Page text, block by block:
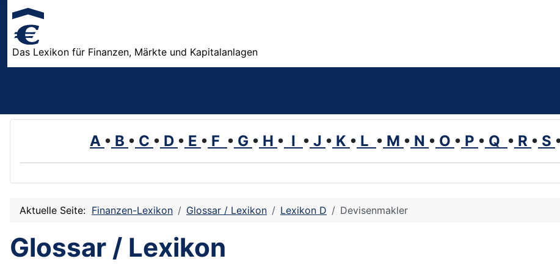
Das Lexikon für Finanzen, Märkte und Kapitalanlagen
A • B • C • D • E • F • G • H • I • J • K • L • M • N • O • P • Q • R • S
Aktuelle Seite: Finanzen-Lexikon Glossar / Lexikon Lexikon D Devisenmakler
Glossar / Lexikon